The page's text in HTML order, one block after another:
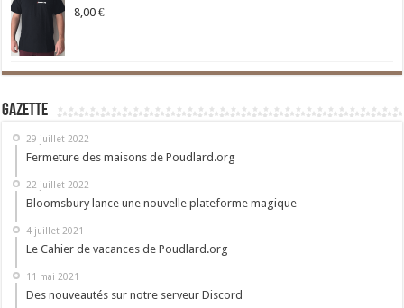
8,00 €
Gazette
29 juillet 2022
Fermeture des maisons de Poudlard.org
22 juillet 2022
Bloomsbury lance une nouvelle plateforme magique
4 juillet 2021
Le Cahier de vacances de Poudlard.org
11 mai 2021
Des nouveautés sur notre serveur Discord